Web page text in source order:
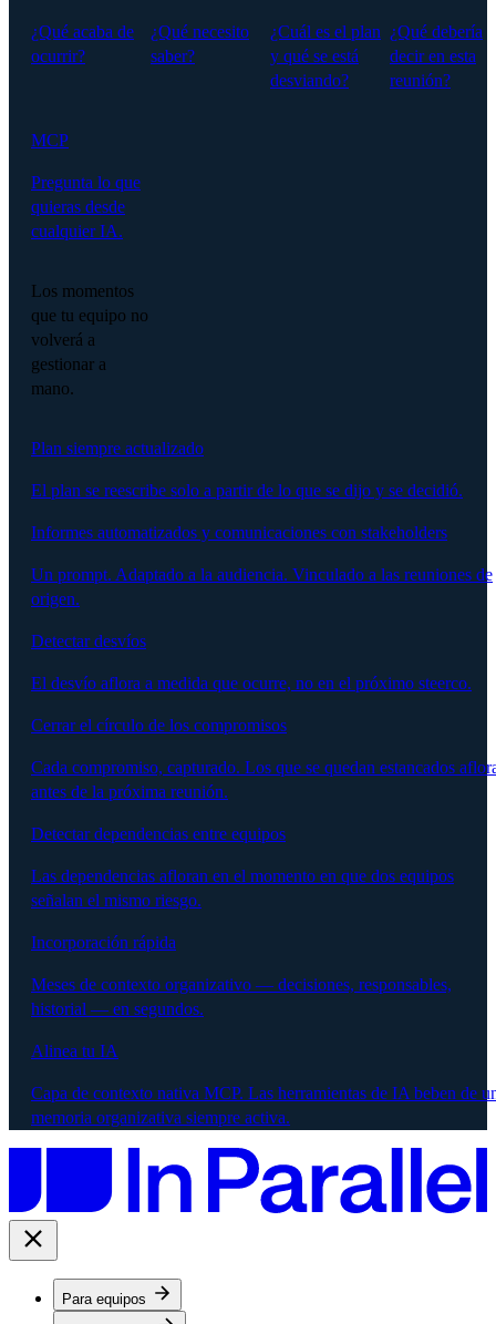
¿Qué acaba de
ocurrir?
¿Qué necesito
saber?
¿Cuál es el plan
y qué se está
desviando?
¿Qué debería
decir en esta
reunión?
MCP
Pregunta lo que
quieras desde
cualquier IA.
Los momentos
que tu equipo no
volverá a
gestionar a
mano.
Plan siempre actualizado
El plan se reescribe solo a partir de lo que se dijo y se decidió.
Informes automatizados y comunicaciones con stakeholders
Un prompt. Adaptado a la audiencia. Vinculado a las reuniones de
origen.
Detectar desvíos
El desvío aflora a medida que ocurre, no en el próximo steerco.
Cerrar el círculo de los compromisos
Cada compromiso, capturado. Los que se quedan estancados
antes de la próxima reunión.
Detectar dependencias entre equipos
Las dependencias afloran en el momento en que dos equipos
señalan el mismo riesgo.
Incorporación rápida
Meses de contexto organizativo — decisiones, responsables,
historial — en segundos.
Alinea tu IA
Capa de contexto nativa MCP. Las herramientas de IA beben de
memoria organizativa siempre activa.
Para equipos